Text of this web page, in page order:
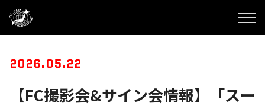
2026.05.22
【FC撮影会&サイン会情報】「スー